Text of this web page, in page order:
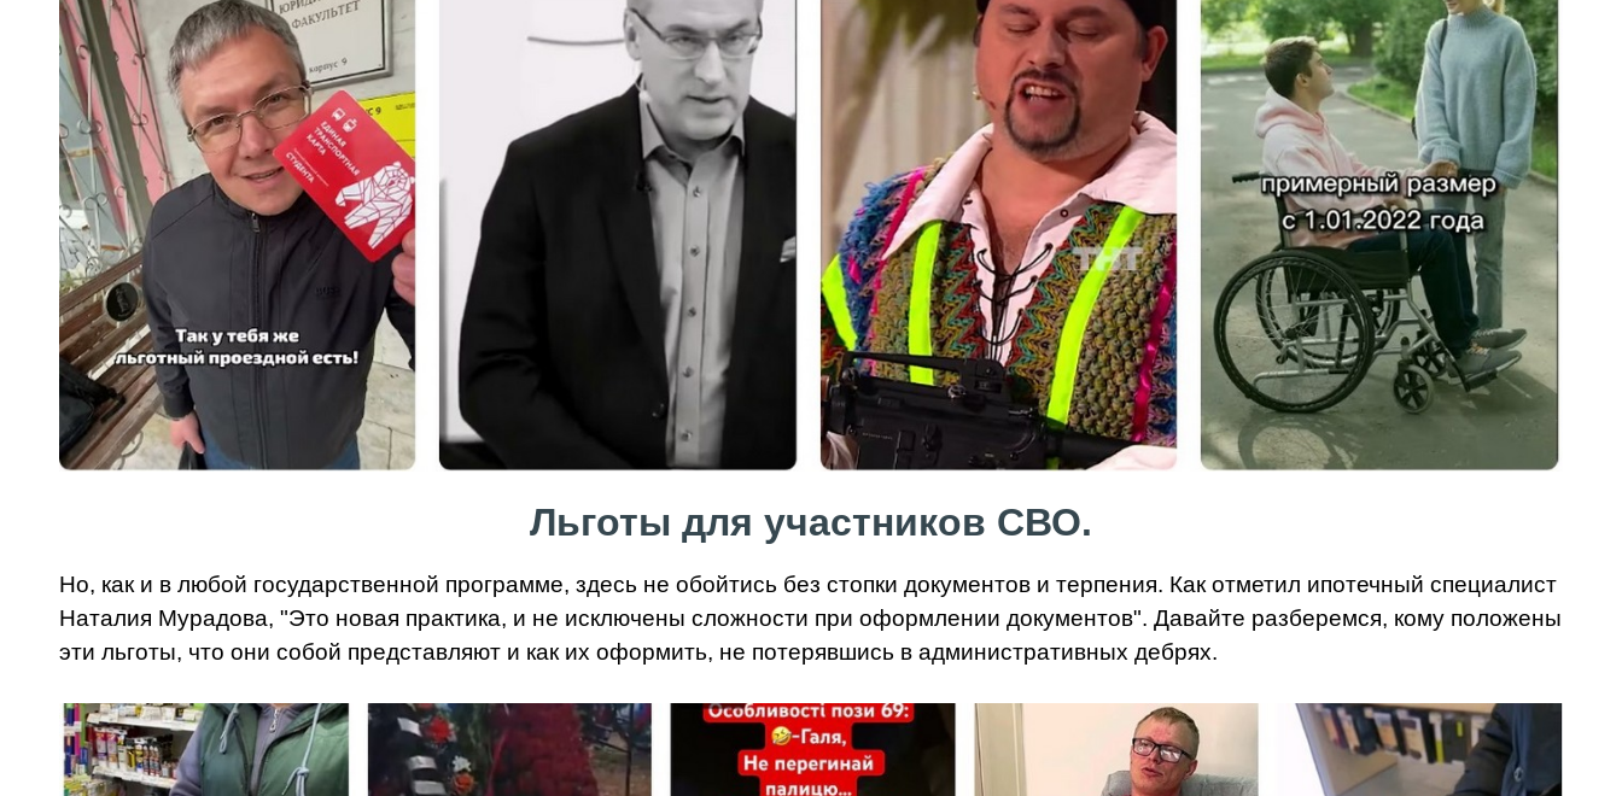
Льготы для участников СВО.
Но, как и в любой государственной программе, здесь не обойтись без стопки документов и терпения. Как отметил ипотечный специалист
Наталия Мурадова, "Это новая практика, и не исключены сложности при оформлении документов". Давайте разберемся, кому положены
эти льготы, что они собой представляют и как их оформить, не потерявшись в административных дебрях.